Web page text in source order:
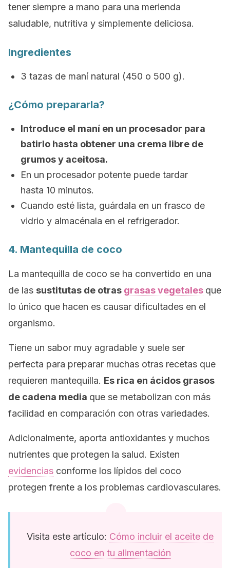
tener siempre a mano para una merienda
saludable, nutritiva y simplemente deliciosa.
Ingredientes
3 tazas de maní natural (450 o 500 g).
¿Cómo prepararla?
Introduce el maní en un procesador para
batirlo hasta obtener una crema libre de
grumos y aceitosa.
En un procesador potente puede tardar
hasta 10 minutos.
Cuando esté lista, guárdala en un frasco de
vidrio y almacénala en el refrigerador.
4. Mantequilla de coco
La mantequilla de coco se ha convertido en una
de las sustitutas de otras grasas vegetales que
lo único que hacen es causar dificultades en el
organismo.
Tiene un sabor muy agradable y suele ser
perfecta para preparar muchas otras recetas que
requieren mantequilla. Es rica en ácidos grasos
de cadena media que se metabolizan con más
facilidad en comparación con otras variedades.
Adicionalmente, aporta antioxidantes y muchos
nutrientes que protegen la salud. Existen
evidencias conforme los lípidos del coco
protegen frente a los problemas cardiovasculares.
Visita este artículo: Cómo incluir el aceite de
coco en tu alimentación